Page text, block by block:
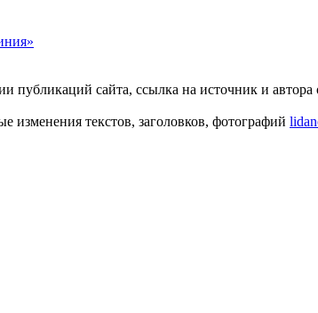
сайта, ссылка на источник и автора
изменения текстов, заголовков, фотографий